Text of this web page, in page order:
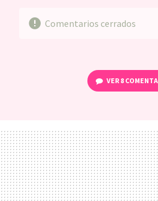
Comentarios cerrados
VER 8